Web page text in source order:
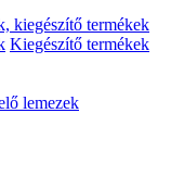
kiegészítő termékek
Kiegészítő termékek
lemezek